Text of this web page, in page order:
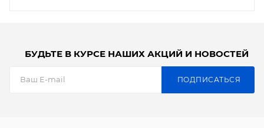
БУДЬТЕ В КУРСЕ НАШИХ АКЦИЙ И НОВОСТЕЙ
ПОДПИСАТЬСЯ